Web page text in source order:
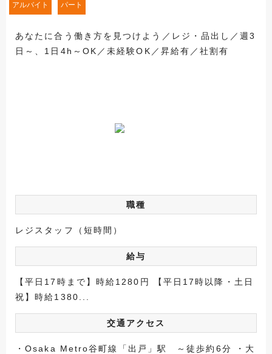
アルバイト パート
あなたに合う働き方を見つけよう／レジ・品出し／週3
日～、1日4h～OK／未経験OK／昇給有／社割有
職種
レジスタッフ（短時間）
給与
【平日17時まで】時給1280円 【平日17時以降・土日
祝】時給1380...
交通アクセス
・Osaka Metro谷町線「出戸」駅 ～徒歩約6分 ・大